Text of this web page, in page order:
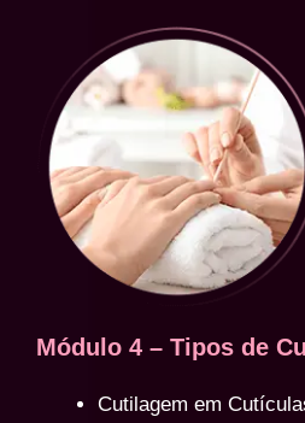
Módulo 4 – Tipos de
Cutilagem em